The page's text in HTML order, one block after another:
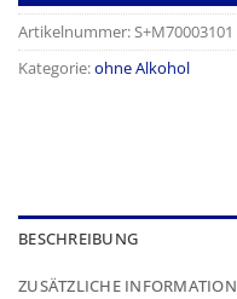
Artikelnummer:S+M70003101
Kategorie:ohne Alkohol
BESCHREIBUNG
ZUSÄTZLICHE INFORMATION